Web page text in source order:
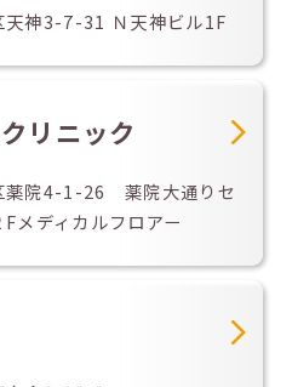
天神3-7-31 Ｎ天神ビル1F
リニック
薬院4-1-26 薬院大通りセ
メディカルフロアー